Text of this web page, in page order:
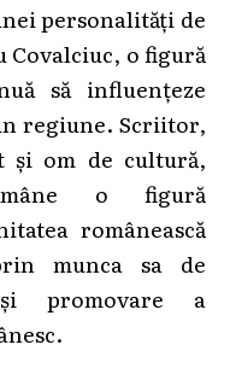
personalități de
Covalciuc, o figură
să influențeze
regiune. Scriitor,
și om de cultură,
o figură
românească
munca sa de
promovare a